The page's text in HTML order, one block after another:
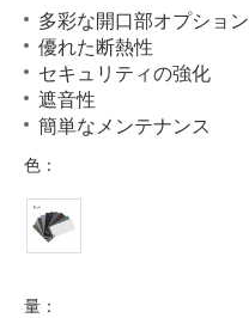
多彩な開口部オプション
優れた断熱性
セキュリティの強化
遮音性
簡単なメンテナンス
色：
量：